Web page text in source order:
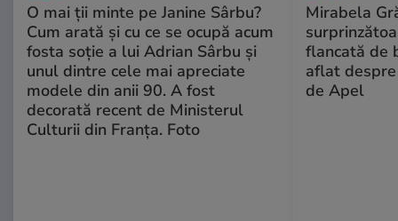
O mai ții minte pe Janine Sârbu?
Cum arată și cu ce se ocupă acum
fosta soție a lui Adrian Sârbu și
unul dintre cele mai apreciate
modele din anii 90. A fost
decorată recent de Ministerul
Culturii din Franța. Foto
Mirabela
flancată de
aflat
de Apel